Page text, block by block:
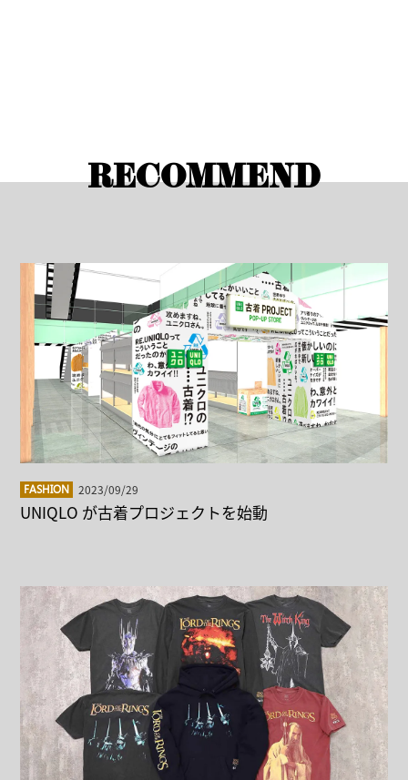
RECOMMEND
FASHION 2023/09/29
UNIQLO が古着プロジェクトを始動